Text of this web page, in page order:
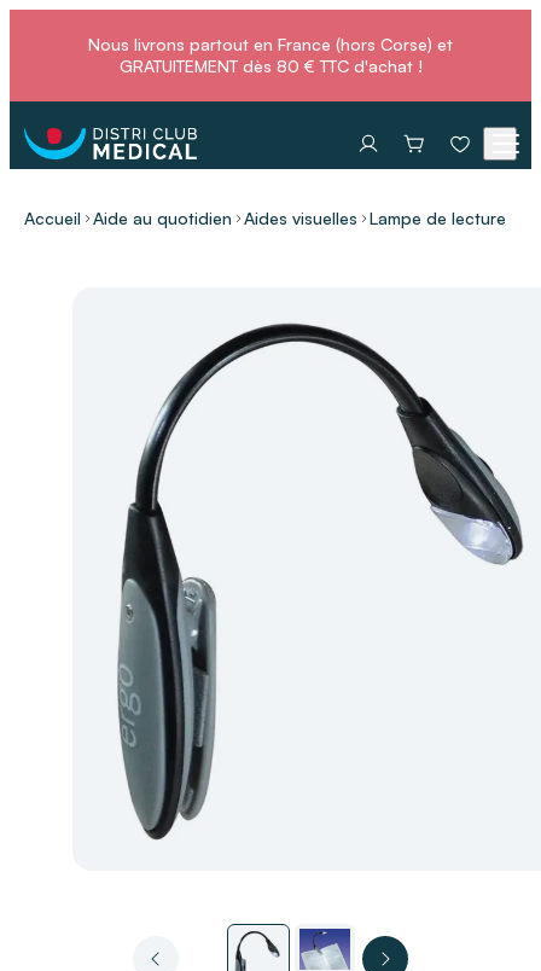
Nous livrons partout en France (hors Corse) et
GRATUITEMENT dès 80 € TTC d'achat !
Accueil Aide au quotidien Aides visuelles Lampe de lecture